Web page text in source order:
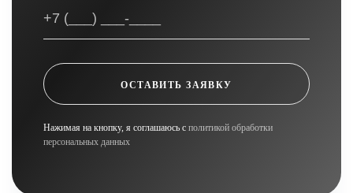
ОСТАВИТЬ ЗАЯВКУ
Нажимая на кнопку, я соглашаюсь с политикой обработки
персональных данных